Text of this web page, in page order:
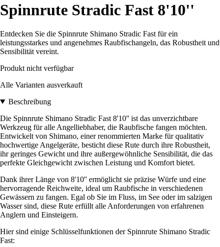
Spinnrute Stradic Fast 8'10''
Entdecken Sie die Spinnrute Shimano Stradic Fast für ein
leistungsstarkes und angenehmes Raubfischangeln, das Robustheit und
Sensibilität vereint.
Produkt nicht verfügbar
Alle Varianten ausverkauft
Beschreibung
Die Spinnrute Shimano Stradic Fast 8'10'' ist das unverzichtbare
Werkzeug für alle Angelliebhaber, die Raubfische fangen möchten.
Entwickelt von Shimano, einer renommierten Marke für qualitativ
hochwertige Angelgeräte, besticht diese Rute durch ihre Robustheit,
ihr geringes Gewicht und ihre außergewöhnliche Sensibilität, die das
perfekte Gleichgewicht zwischen Leistung und Komfort bietet.
Dank ihrer Länge von 8'10'' ermöglicht sie präzise Würfe und eine
hervorragende Reichweite, ideal um Raubfische in verschiedenen
Gewässern zu fangen. Egal ob Sie im Fluss, im See oder im salzigen
Wasser sind, diese Rute erfüllt alle Anforderungen von erfahrenen
Anglern und Einsteigern.
Hier sind einige Schlüsselfunktionen der Spinnrute Shimano Stradic
Fast: